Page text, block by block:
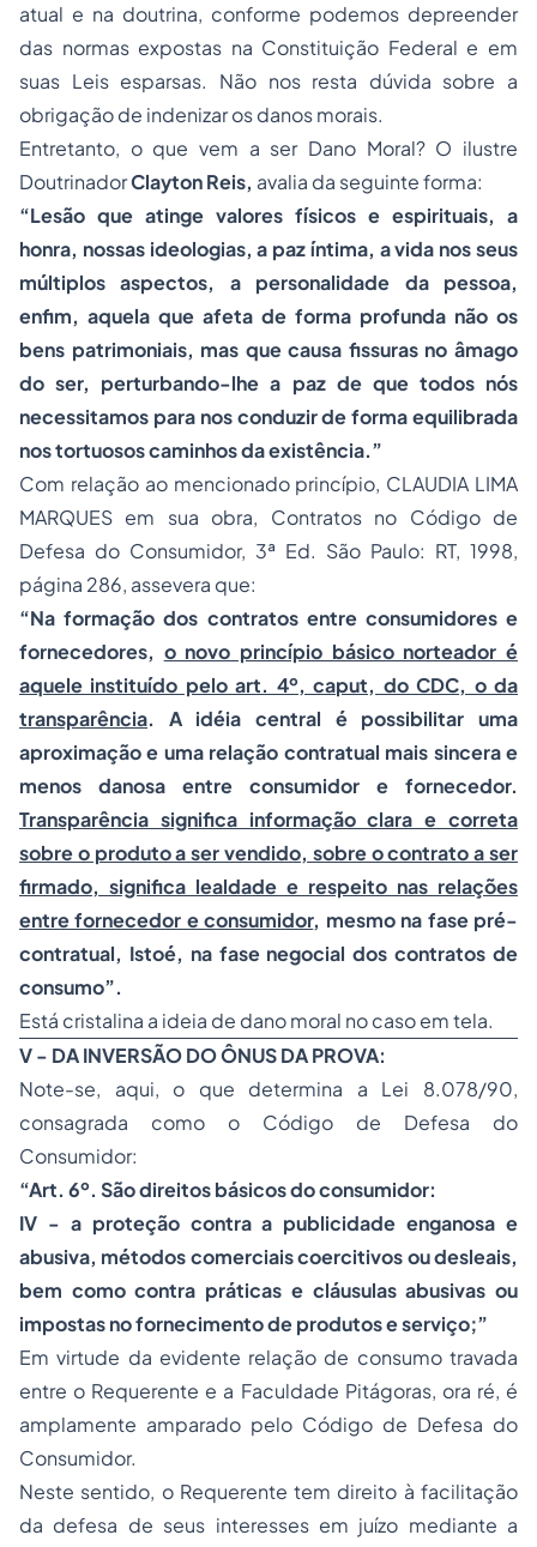
atual e na doutrina, conforme podemos depreender
das normas expostas na Constituição Federal e em
suas Leis esparsas. Não nos resta dúvida sobre a
obrigação de indenizar os danos morais.
Entretanto, o que vem a ser Dano Moral? O ilustre
DoutrinadorClayton Reis, avalia da seguinte forma:
“Lesão que atinge valores físicos e espirituais, a
honra, nossas ideologias, a paz íntima, a vida nos seus
múltiplos aspectos, a personalidade da pessoa,
enfim, aquela que afeta de forma profunda não os
bens patrimoniais, mas que causa fissuras no âmago
do ser, perturbando-lhe a paz de que todos nós
necessitamos para nos conduzir de forma equilibrada
nos tortuosos caminhos da existência.”
Com relação ao mencionado princípio, CLAUDIA LIMA
MARQUES em sua obra, Contratos no Código de
Defesa do Consumidor, 3ª Ed. São Paulo: RT, 1998,
página 286, assevera que:
“Na formação dos contratos entre consumidores e
fornecedores, o novo princípio básico norteador é
aquele instituído pelo art. 4º, caput, do CDC, o da
transparência. A idéia central é possibilitar uma
aproximação e uma relação contratual mais sincera e
menos danosa entre consumidor e fornecedor.
Transparência significa informação clara e correta
sobre o produto a ser vendido, sobre o contrato a ser
firmado, significa lealdade e respeito nas relações
entre fornecedor e consumidor, mesmo na fase pré-
contratual, Istoé, na fase negocial dos contratos de
consumo”.
Está cristalina a ideia de dano moral no caso em tela.
V - DA INVERSÃO DO ÔNUS DA PROVA:
Note-se, aqui, o que determina a Lei 8.078/90,
consagrada como o Código de Defesa do
Consumidor:
“Art. 6º. São direitos básicos do consumidor:
IV - a proteção contra a publicidade enganosa e
abusiva, métodos comerciais coercitivos ou desleais,
bem como contra práticas e cláusulas abusivas ou
impostas no fornecimento de produtos e serviço;”
Em virtude da evidente relação de consumo travada
entre o Requerente e a Faculdade Pitágoras, ora ré, é
amplamente amparado pelo Código de Defesa do
Consumidor.
Neste sentido, o Requerente tem direito à facilitação
da defesa de seus interesses em juízo mediante a